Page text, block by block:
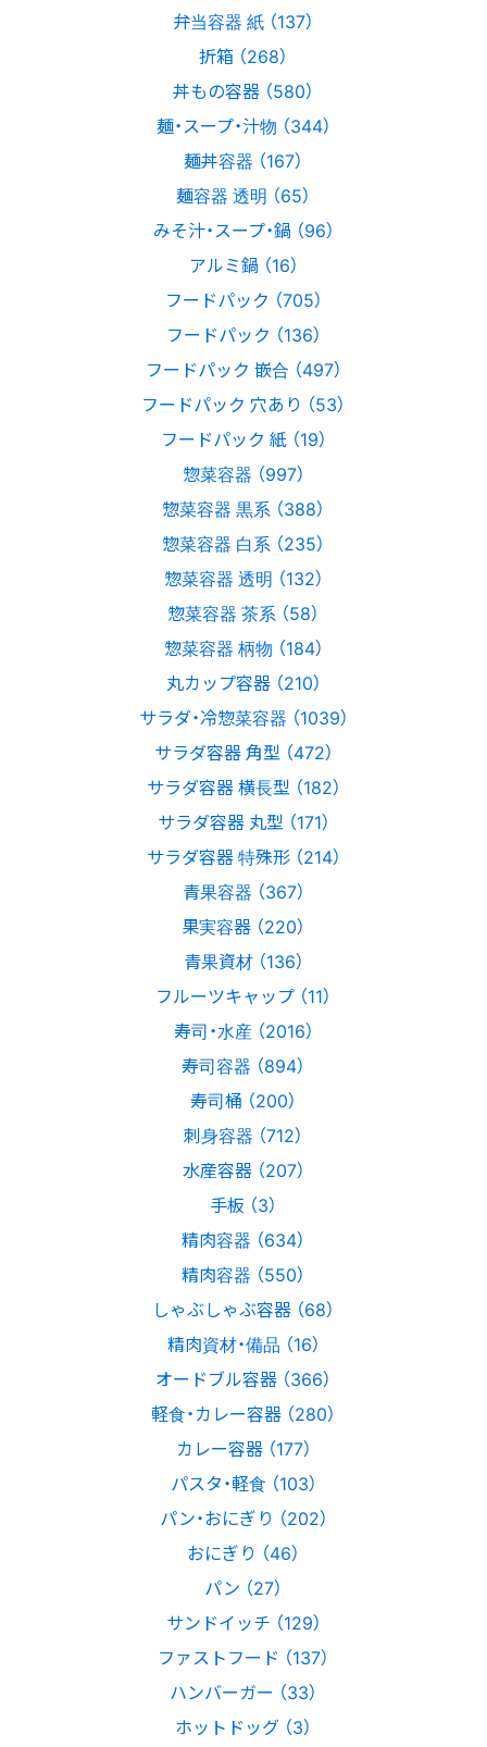
弁当容器 紙 （137）
折箱 （268）
丼もの容器 （580）
麺・スープ・汁物 （344）
麺丼容器 （167）
麺容器 透明 （65）
みそ汁・スープ・鍋 （96）
アルミ鍋 （16）
フードパック （705）
フードパック （136）
フードパック 嵌合 （497）
フードパック 穴あり （53）
フードパック 紙 （19）
惣菜容器 （997）
惣菜容器 黒系 （388）
惣菜容器 白系 （235）
惣菜容器 透明 （132）
惣菜容器 茶系 （58）
惣菜容器 柄物 （184）
丸カップ容器 （210）
サラダ・冷惣菜容器 （1039）
サラダ容器 角型 （472）
サラダ容器 横長型 （182）
サラダ容器 丸型 （171）
サラダ容器 特殊形 （214）
青果容器 （367）
果実容器 （220）
青果資材 （136）
フルーツキャップ （11）
寿司・水産 （2016）
寿司容器 （894）
寿司桶 （200）
刺身容器 （712）
水産容器 （207）
手板 （3）
精肉容器 （634）
精肉容器 （550）
しゃぶしゃぶ容器 （68）
精肉資材・備品 （16）
オードブル容器 （366）
軽食・カレー容器 （280）
カレー容器 （177）
パスタ・軽食 （103）
パン・おにぎり （202）
おにぎり （46）
パン （27）
サンドイッチ （129）
ファストフード （137）
ハンバーガー （33）
ホットドッグ （3）